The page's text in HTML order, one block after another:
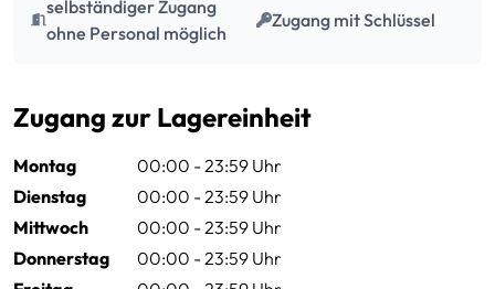
selbständiger Zugang
ohne Personal möglich
Zugang mit Schlüssel
Zugang zur Lagereinheit
Montag
00:00 - 23:59 Uhr
Dienstag
00:00 - 23:59 Uhr
Mittwoch
00:00 - 23:59 Uhr
Donnerstag
00:00 - 23:59 Uhr